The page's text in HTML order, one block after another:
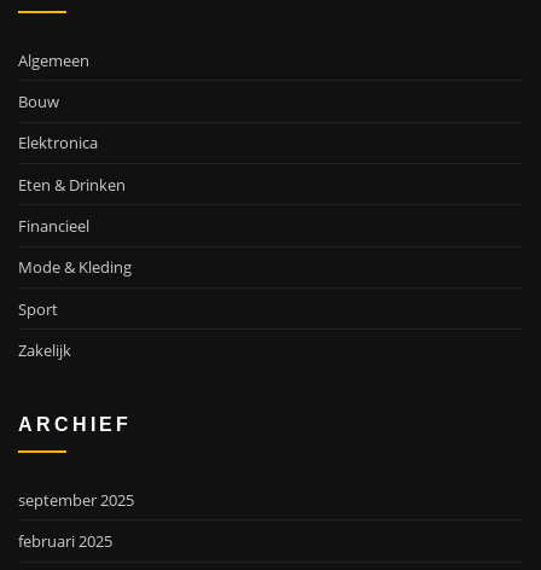
Algemeen
Bouw
Elektronica
Eten & Drinken
Financieel
Mode & Kleding
Sport
Zakelijk
ARCHIEF
september 2025
februari 2025